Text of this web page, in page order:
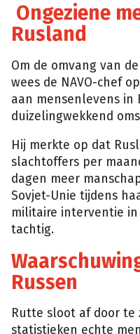
Ongeziene
Rusland
Om de omvang van
wees de NAVO-chef
aan mensenlevens in
duizelingwekkend
Hij merkte op dat
slachtoffers per
dagen meer
Sovjet-Unie tijdens
militaire interventie
tachtig.
Russen
Rutte sloot af door te
statistieken echte